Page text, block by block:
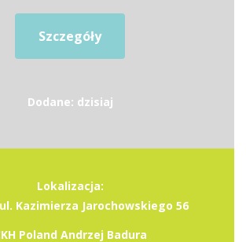
Szczegóły
Dodane: dzisiaj
Lokalizacja:
Kazimierza Jarochowskiego 56
Poland Andrzej Badura